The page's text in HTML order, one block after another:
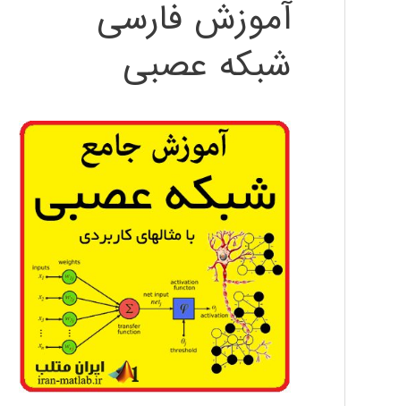
آموزش فارسی
شبکه عصبی